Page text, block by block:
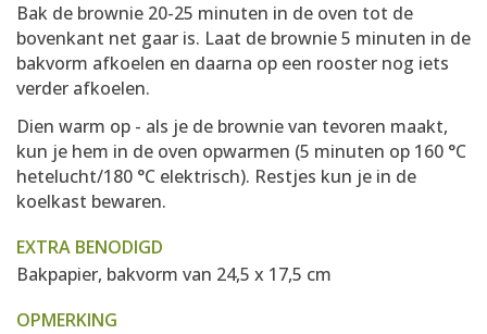
Bak de brownie 20-25 minuten in de oven tot de
bovenkant net gaar is. Laat de brownie 5 minuten in de
bakvorm afkoelen en daarna op een rooster nog iets
verder afkoelen.
Dien warm op - als je de brownie van tevoren maakt,
kun je hem in de oven opwarmen (5 minuten op 160 °C
hetelucht/180 °C elektrisch). Restjes kun je in de
koelkast bewaren.
EXTRA BENODIGD
Bakpapier, bakvorm van 24,5 x 17,5 cm
OPMERKING